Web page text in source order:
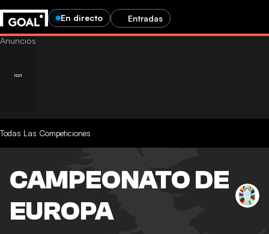
En directo Entradas
Todas Las Competiciones
CAMPEONATO DE
EUROPA